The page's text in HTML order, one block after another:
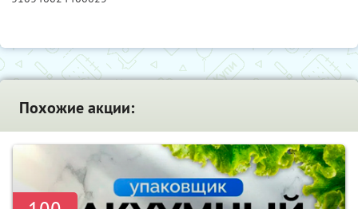
Похожие акции: